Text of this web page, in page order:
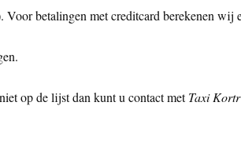
betalingen met creditcard berekenen wij
op de lijst dan kunt u contact metTaxi